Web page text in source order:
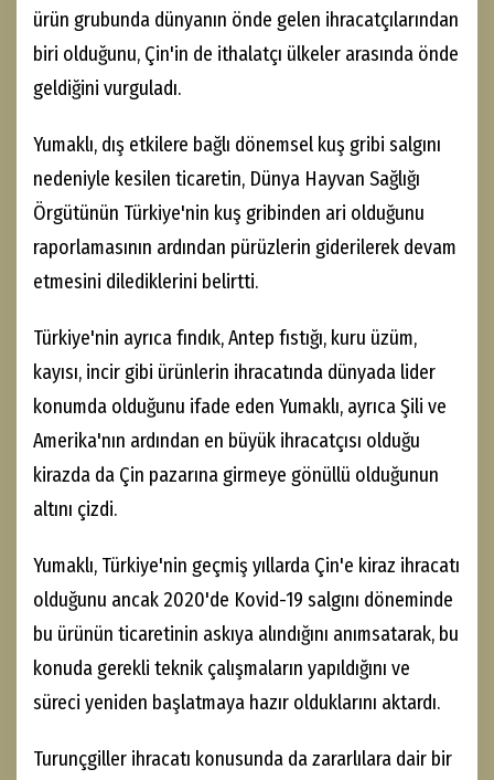
ürün grubunda dünyanın önde gelen ihracatçılarından
biri olduğunu, Çin'in de ithalatçı ülkeler arasında önde
geldiğini vurguladı.
Yumaklı, dış etkilere bağlı dönemsel kuş gribi salgını
nedeniyle kesilen ticaretin, Dünya Hayvan Sağlığı
Örgütünün Türkiye'nin kuş gribinden ari olduğunu
raporlamasının ardından pürüzlerin giderilerek devam
etmesini dilediklerini belirtti.
Türkiye'nin ayrıca fındık, Antep fıstığı, kuru üzüm,
kayısı, incir gibi ürünlerin ihracatında dünyada lider
konumda olduğunu ifade eden Yumaklı, ayrıca Şili ve
Amerika'nın ardından en büyük ihracatçısı olduğu
kirazda da Çin pazarına girmeye gönüllü olduğunun
altını çizdi.
Yumaklı, Türkiye'nin geçmiş yıllarda Çin'e kiraz ihracatı
olduğunu ancak 2020'de Kovid-19 salgını döneminde
bu ürünün ticaretinin askıya alındığını anımsatarak, bu
konuda gerekli teknik çalışmaların yapıldığını ve
süreci yeniden başlatmaya hazır olduklarını aktardı.
Turunçgiller ihracatı konusunda da zararlılara dair bir